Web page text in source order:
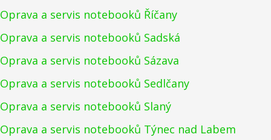
Oprava a servis notebooků Říčany
Oprava a servis notebooků Sadská
Oprava a servis notebooků Sázava
Oprava a servis notebooků Sedlčany
Oprava a servis notebooků Slaný
Oprava a servis notebooků Týnec nad Labem